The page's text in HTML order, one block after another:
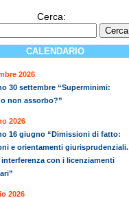
Cerca:
CALENDARIO
2026
30 settembre “Superminimi:
non assorbo?”
2026
16 giugno “Dimissioni di fatto:
e orientamenti giurisprudenziali.
con i licenziamenti
2026